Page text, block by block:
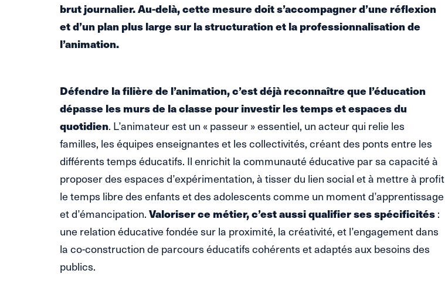
brut journalier. Au-delà, cette mesure doit s’accompagner d’une réflexion
et d’un plan plus large sur la structuration et la professionnalisation de
l’animation.
Défendre la filière de l’animation, c’est déjà reconnaître que l’éducation
dépasse les murs de la classe pour investir les temps et espaces du
quotidien. L’animateur est un « passeur » essentiel, un acteur qui relie les
familles, les équipes enseignantes et les collectivités, créant des ponts entre les
différents temps éducatifs. Il enrichit la communauté éducative par sa capacité à
proposer des espaces d’expérimentation, à tisser du lien social et à mettre à profit
le temps libre des enfants et des adolescents comme un moment d’apprentissage
et d’émancipation.Valoriser ce métier, c’est aussi qualifier ses spécificités:
une relation éducative fondée sur la proximité, la créativité, et l’engagement dans
la co-construction de parcours éducatifs cohérents et adaptés aux besoins des
publics.